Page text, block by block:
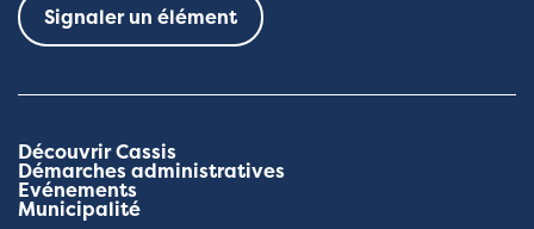
Signaler un élément
Découvrir Cassis
Démarches administratives
Evénements
Municipalité